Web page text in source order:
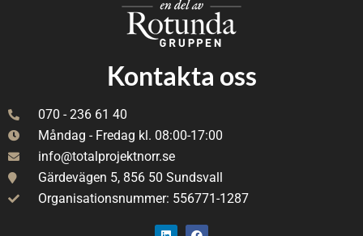
Kontakta oss
070 - 236 61 40
Måndag - Fredag kl. 08:00-17:00
info@totalprojektnorr.se
Gärdevägen 5, 856 50 Sundsvall
Organisationsnummer: 556771-1287